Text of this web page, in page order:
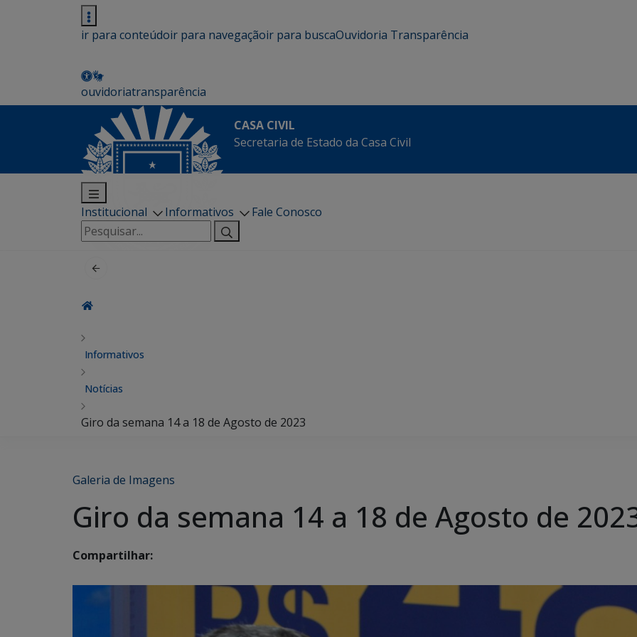
ir para conteúdoir para navegaçãoir para buscaOuvidoria Transparência
ouvidoriatransparência
CASA CIVIL
Secretaria de Estado da Casa Civil
Institucional Informativos
Fale Conosco
Pesquisar
por:
Informativos
Notícias
Giro da semana 14 a 18 de Agosto de 2023
Galeria de Imagens
Giro da semana 14 a 18 de Agosto de
Compartilhar: